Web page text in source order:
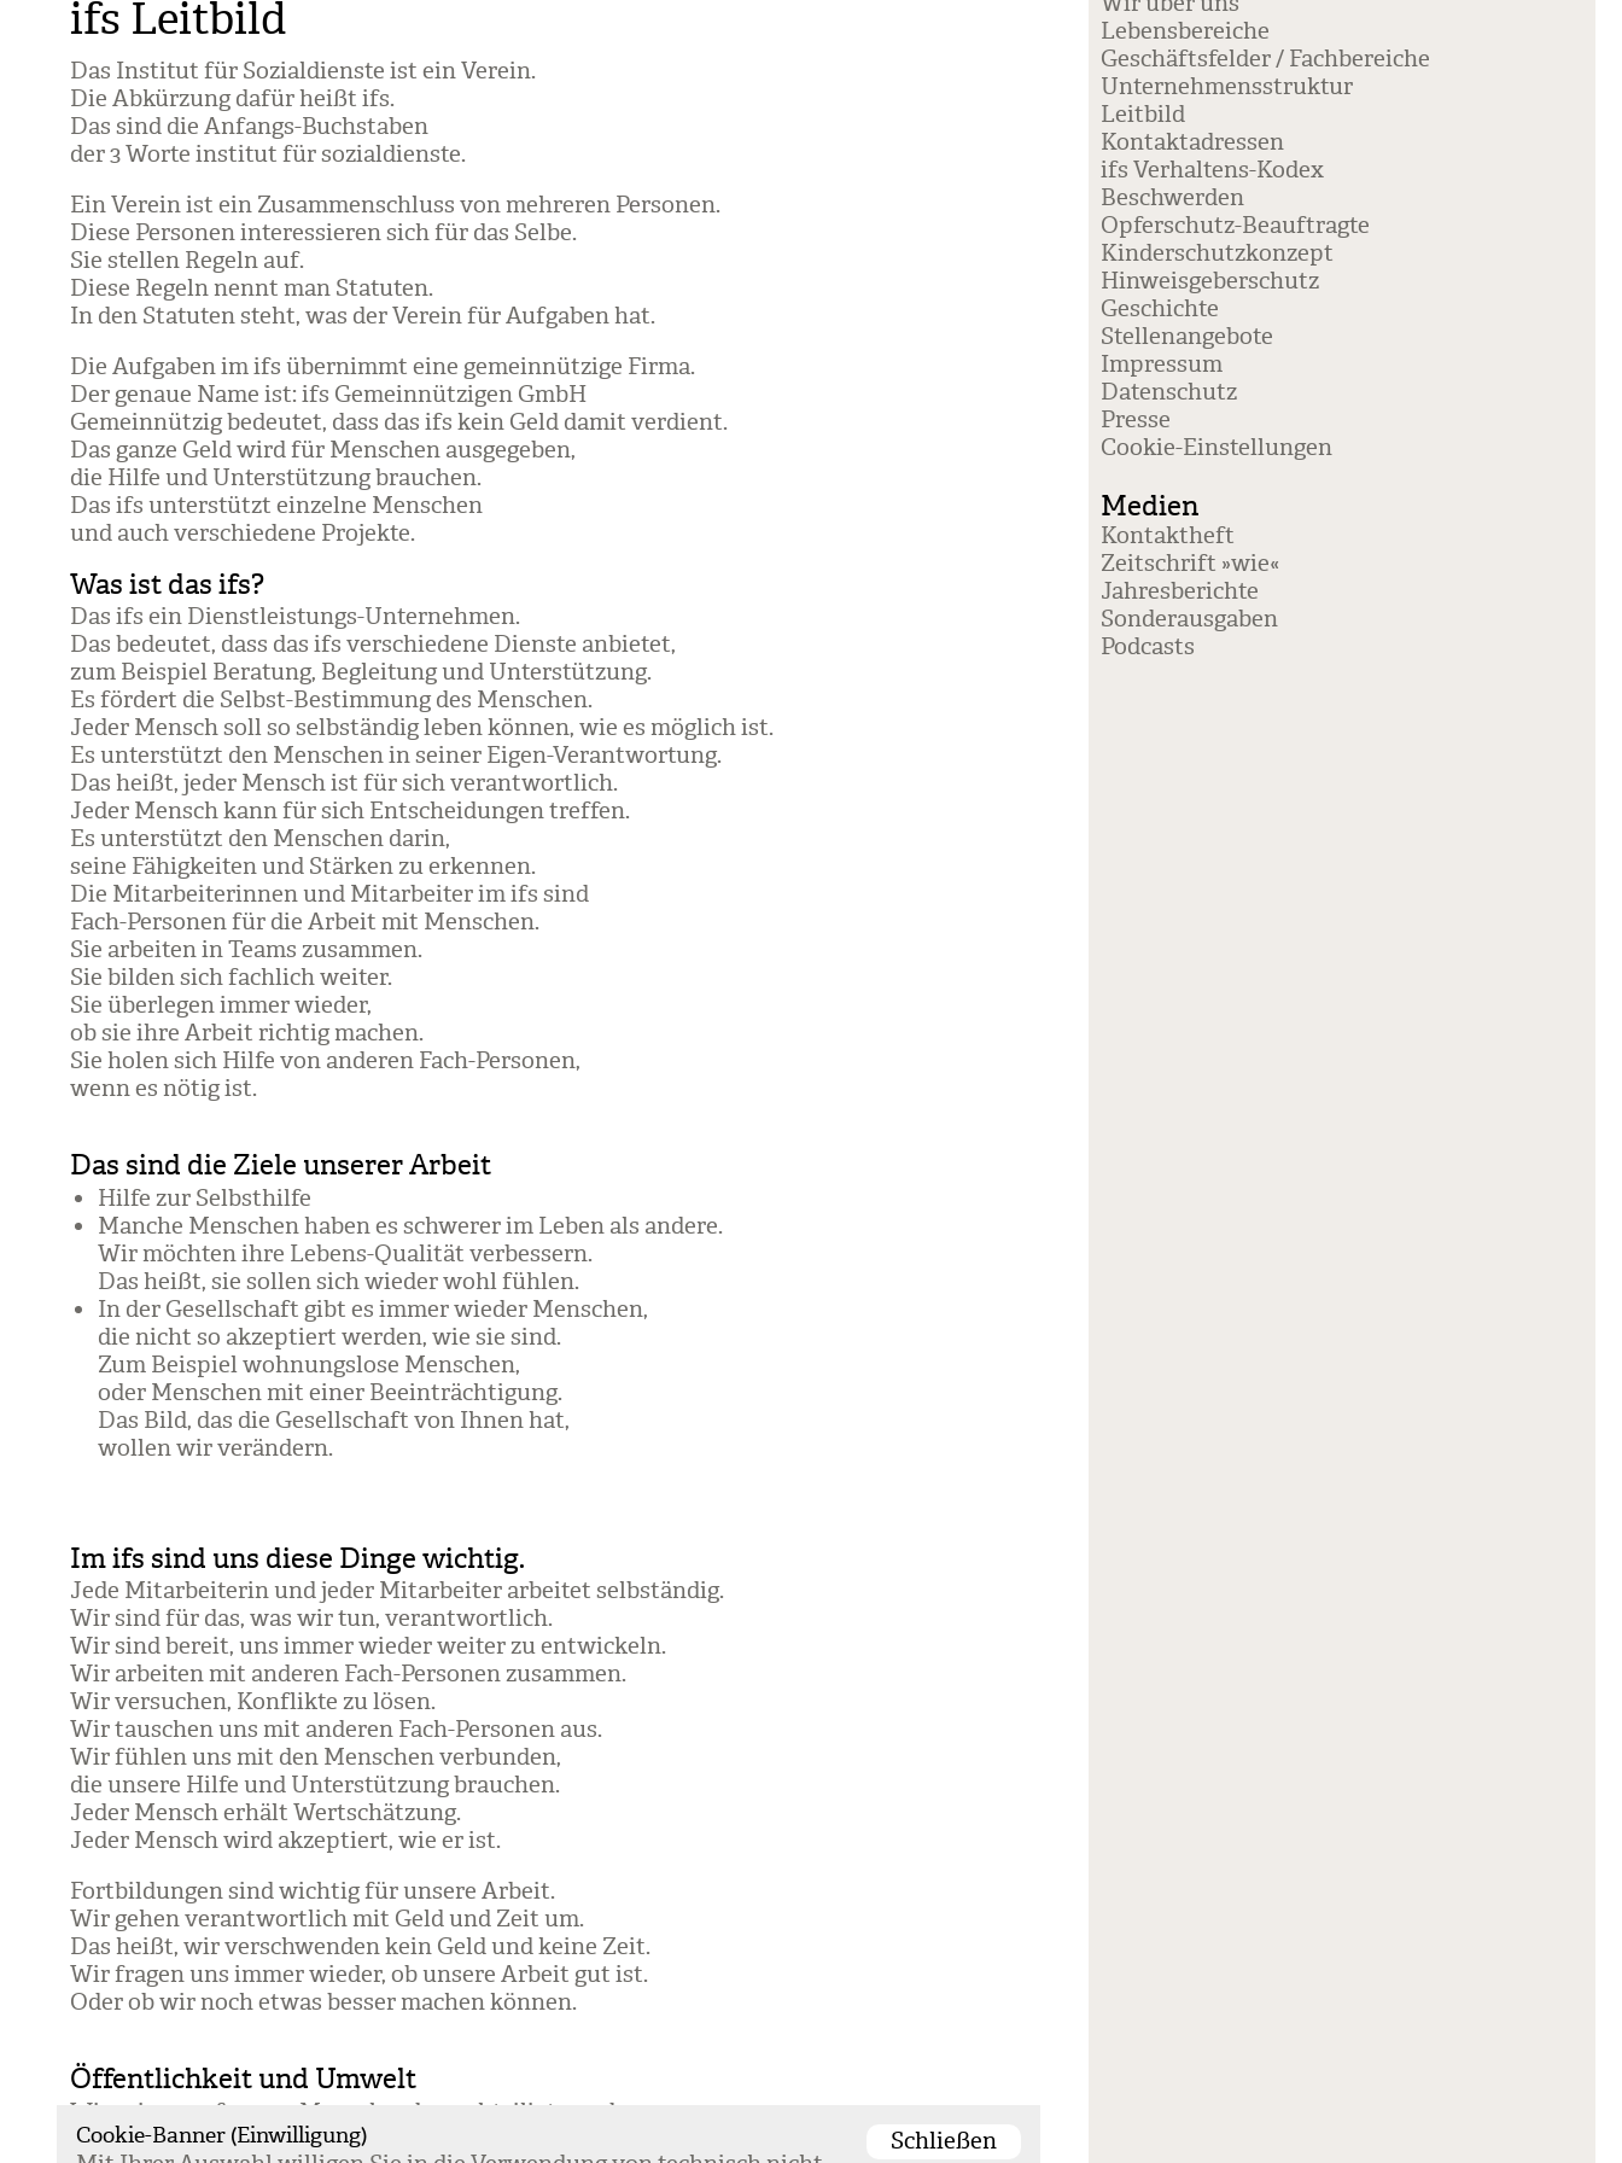
Schließen
Cookie-Banner (Einwilligung)
ifs Leitbild
Das Insti­tut für Sozi­al­dienste ist ein Ver­ein.
Die Abkür­zung dafür heißt ifs.
Das sind die Anfangs-Buch­sta­ben
der 3 Worte insti­tut für sozi­al­dienste.
Ein Ver­ein ist ein Zusam­men­schluss von meh­re­ren Per­so­nen.
Diese Per­so­nen inter­es­sie­ren sich für das Selbe.
Sie stel­len Regeln auf.
Diese Regeln nennt man Sta­tu­ten.
In den Sta­tu­ten steht, was der Ver­ein für Auf­ga­ben hat.
Die Auf­ga­ben im ifs über­nimmt eine gemein­nüt­zige Firma.
Der genaue Name ist: ifs Gemein­nüt­zi­gen GmbH
Gemein­nüt­zig bedeu­tet, dass das ifs kein Geld damit ver­dient.
Das ganze Geld wird für Men­schen aus­ge­ge­ben,
die Hilfe und Unter­stüt­zung brau­chen.
Das ifs unter­stützt ein­zelne Men­schen
und auch ver­schie­dene Pro­jekte.
Was ist das ifs?
Das ifs ein Dienst­leis­tungs-Unter­neh­men.
Das bedeu­tet, dass das ifs ver­schie­dene Dienste anbie­tet,
zum Bei­spiel Bera­tung, Beglei­tung und Unter­stüt­zung.
Es för­dert die Selbst-Bestim­mung des Men­schen.
Jeder Mensch soll so selb­stän­dig leben kön­nen, wie es mög­lich ist.
Es unter­stützt den Men­schen in sei­ner Eigen-Ver­ant­wor­tung.
Das heißt, jeder Mensch ist für sich ver­ant­wort­lich.
Jeder Mensch kann für sich Ent­schei­dun­gen tref­fen.
Es unter­stützt den Men­schen darin,
seine Fähig­kei­ten und Stär­ken zu erken­nen.
Die Mit­ar­bei­te­rin­nen und Mit­ar­bei­ter im ifs sind
Fach-Per­so­nen für die Arbeit mit Men­schen.
Sie arbei­ten in Teams zusam­men.
Sie bil­den sich fach­lich wei­ter.
Sie über­le­gen immer wie­der,
ob sie ihre Arbeit rich­tig machen.
Sie holen sich Hilfe von ande­ren Fach-Per­so­nen,
wenn es nötig ist.
Das sind die Ziele unserer Arbeit
Hilfe zur Selbst­hilfe
Man­che Men­schen haben es schwe­rer im Leben als andere.
Wir möch­ten ihre Lebens-Qua­li­tät ver­bes­sern.
Das heißt, sie sol­len sich wie­der wohl füh­len.
In der Gesell­schaft gibt es immer wie­der Men­schen,
die nicht so akzep­tiert wer­den, wie sie sind.
Zum Bei­spiel woh­nungs­lose Men­schen,
oder Men­schen mit einer Beein­träch­ti­gung.
Das Bild, das die Gesell­schaft von Ihnen hat,
wol­len wir ver­än­dern.
Im ifs sind uns diese Dinge wichtig.
Jede Mit­ar­bei­te­rin und jeder Mit­ar­bei­ter arbei­tet selb­stän­dig.
Wir sind für das, was wir tun, ver­ant­wort­lich.
Wir sind bereit, uns immer wie­der wei­ter zu ent­wi­ckeln.
Wir arbei­ten mit ande­ren Fach-Per­so­nen zusam­men.
Wir ver­su­chen, Kon­flikte zu lösen.
Wir tau­schen uns mit ande­ren Fach-Per­so­nen aus.
Wir füh­len uns mit den Men­schen ver­bun­den,
die unsere Hilfe und Unter­stüt­zung brau­chen.
Jeder Mensch erhält Wert­schät­zung.
Jeder Mensch wird akzep­tiert, wie er ist.
Fort­bil­dun­gen sind wich­tig für unsere Arbeit.
Wir gehen ver­ant­wort­lich mit Geld und Zeit um.
Das heißt, wir ver­schwen­den kein Geld und keine Zeit.
Wir fra­gen uns immer wie­der, ob unsere Arbeit gut ist.
Oder ob wir noch etwas bes­ser machen kön­nen.
Öffentlichkeit und Umwelt
Wir zei­gen auf, wenn Men­schen benach­tei­ligt wer­den.
Wir setz­ten uns für Inte­gra­tion ein.
Lebensbereiche
Geschäftsfelder / Fachbereiche
Unternehmensstruktur
Leitbild
Kontaktadressen
ifs Verhaltens-Kodex
Beschwerden
Opferschutz-Beauftragte
Kinderschutzkonzept
Hinweisgeberschutz
Geschichte
Stellenangebote
Impressum
Datenschutz
Presse
Coo­kie-Ein­stel­lun­gen
Medien
Kontaktheft
Zeitschrift »wie«
Jahresberichte
Sonderausgaben
Podcasts